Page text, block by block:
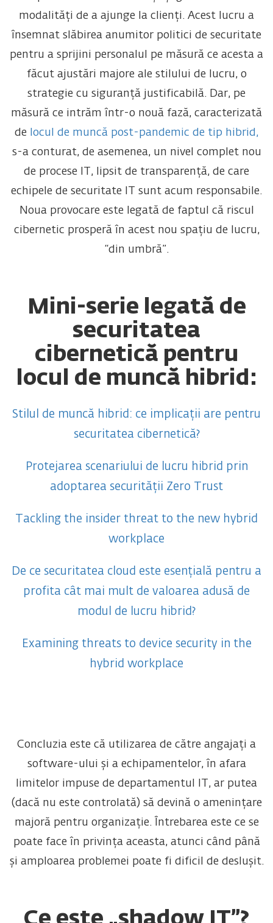
modalități de a ajunge la clienți. Acest lucru a
însemnat slăbirea anumitor politici de securitate
pentru a sprijini personalul pe măsură ce acesta a
făcut ajustări majore ale stilului de lucru, o
strategie cu siguranță justificabilă. Dar, pe
măsură ce intrăm într-o nouă fază, caracterizată
de locul de muncă post-pandemic de tip hibrid,
s-a conturat, de asemenea, un nivel complet nou
de procese IT, lipsit de transparență, de care
echipele de securitate IT sunt acum responsabile.
Noua provocare este legată de faptul că riscul
cibernetic prosperă în acest nou spațiu de lucru,
“din umbră”.
Mini-serie legată de
securitatea
cibernetică pentru
locul de muncă hibrid:
Stilul de muncă hibrid: ce implicații are pentru
securitatea cibernetică?
Protejarea scenariului de lucru hibrid prin
adoptarea securității Zero Trust
Tackling the insider threat to the new hybrid
workplace
De ce securitatea cloud este esențială pentru a
profita cât mai mult de valoarea adusă de
modul de lucru hibrid?
Examining threats to device security in the
hybrid workplace
Concluzia este că utilizarea de către angajați a
software-ului și a echipamentelor, în afara
limitelor impuse de departamentul IT, ar putea
(dacă nu este controlată) să devină o amenințare
majoră pentru organizație. Întrebarea este ce se
poate face în privința aceasta, atunci când până
și amploarea problemei poate fi dificil de deslușit.